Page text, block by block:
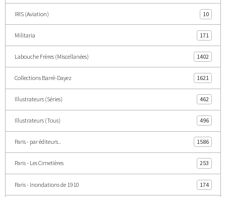
IRIS (Aviation) 10
Militaria 171
Labouche Frères (Miscellanées) 1402
Collections Barré-Dayez 1621
Illustrateurs (Séries) 462
Illustrateurs (Tous) 496
Paris - par éditeurs.. 1586
Paris - Les Cimetières 253
Paris - Inondations de 1910 174